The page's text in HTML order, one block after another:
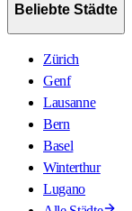
Beliebte Städte
Zürich
Genf
Lausanne
Bern
Basel
Winterthur
Lugano